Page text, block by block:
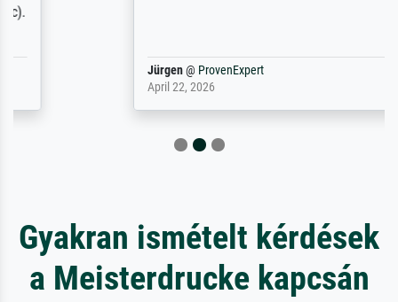
ProvenExpert
Gyakran ismételt kérdések
a Meisterdrucke kapcsán